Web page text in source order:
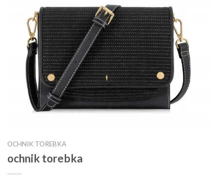
OCHNIK TOREBKA
ochnik torebka